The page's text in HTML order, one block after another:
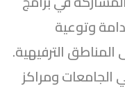
وتوعية
الترفيهية.
الجامعات ومراكز